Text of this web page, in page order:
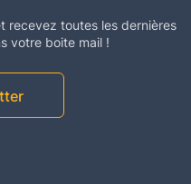
recevez toutes les dernières
votre boite mail !